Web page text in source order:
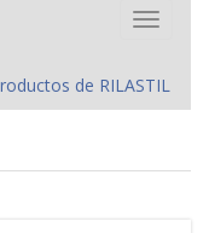
Toggle
de RILASTIL